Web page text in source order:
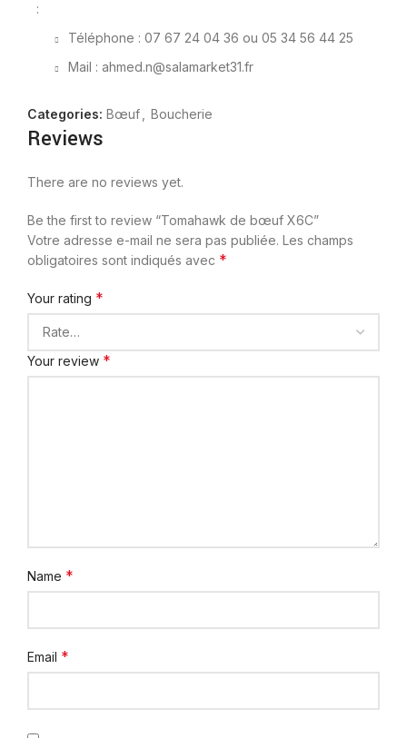
:
Téléphone : 07 67 24 04 36 ou 05 34 56 44 25
Mail : ahmed.n@salamarket31.fr
Categories: Bœuf Boucherie
Reviews
There are no reviews yet.
Be the first to review “Tomahawk de bœuf X6C”
Votre adresse e-mail ne sera pas publiée. Les champs
obligatoires sont indiqués avec *
Your rating *
Your review *
Name *
Email *